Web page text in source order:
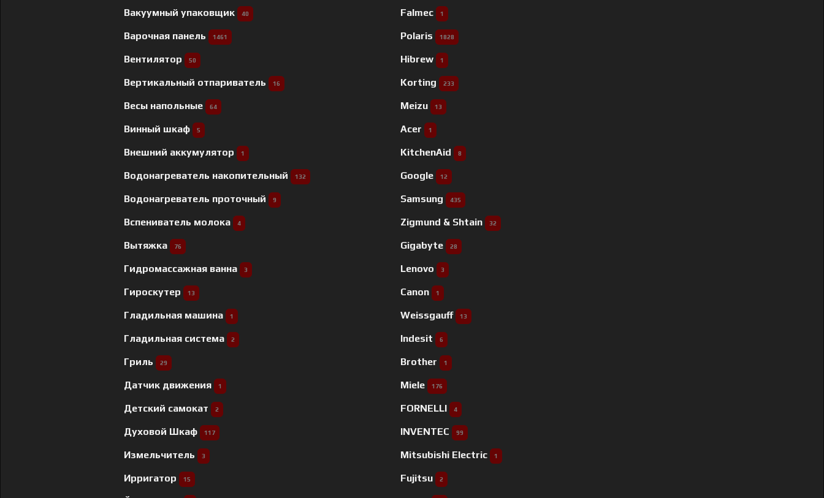
Вакуумный упаковщик 40
Варочная панель 1461
Вентилятор 50
Вертикальный отпариватель 16
Весы напольные 64
Винный шкаф 5
Внешний аккумулятор 1
Водонагреватель накопительный 132
Водонагреватель проточный 9
Вспениватель молока 4
Вытяжка 76
Гидромассажная ванна 3
Гироскутер 13
Гладильная машина 1
Гладильная система 2
Гриль 29
Датчик движения 1
Детский самокат 2
Духовой Шкаф 117
Измельчитель 3
Ирригатор 15
Falmec 1
Polaris 1828
Hibrew 1
Korting 233
Meizu 13
Acer 1
KitchenAid 8
Google 12
Samsung 435
Zigmund & Shtain 32
Gigabyte 28
Lenovo 3
Canon 1
Weissgauff 13
Indesit 6
Brother 1
Miele 176
FORNELLI 4
INVENTEC 99
Mitsubishi Electric 1
Fujitsu 2